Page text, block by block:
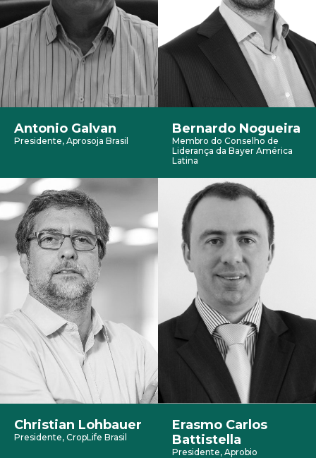
Antonio Galvan
Presidente, Aprosoja Brasil
Bernardo Nogueira
Membro do Conselho de
Liderança da Bayer América
Latina
Christian Lohbauer
Presidente, CropLife Brasil
Erasmo Carlos
Battistella
Presidente, Aprobio